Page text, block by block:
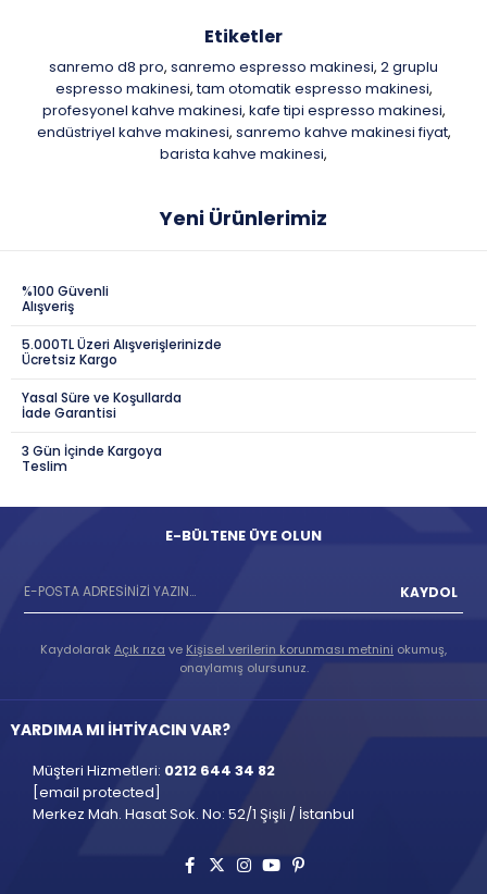
Etiketler
sanremo d8 pro, sanremo espresso makinesi, 2 gruplu
espresso makinesi, tam otomatik espresso makinesi,
profesyonel kahve makinesi, kafe tipi espresso makinesi,
endüstriyel kahve makinesi, sanremo kahve makinesi fiyat,
barista kahve makinesi,
Yeni Ürünlerimiz
%100 Güvenli
Alışveriş
5.000TL Üzeri Alışverişlerinizde
Ücretsiz Kargo
Yasal Süre ve Koşullarda
İade Garantisi
3 Gün İçinde Kargoya
Teslim
E-BÜLTENE ÜYE OLUN
KAYDOL
KaydolarakAçık rıza ve Kişisel verilerin korunması metnini okumuş,
onaylamış olursunuz.
YARDIMA MI İHTİYACIN VAR?
Müşteri Hizmetleri: 0212 644 34 82
[email protected]
Merkez Mah. Hasat Sok. No: 52/1 Şişli / İstanbul